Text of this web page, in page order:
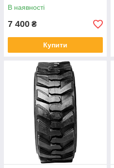
навантажувача BobCat)
В наявності
7 400 ₴
Купити